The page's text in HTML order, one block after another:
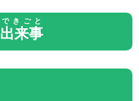
出来事
できごと